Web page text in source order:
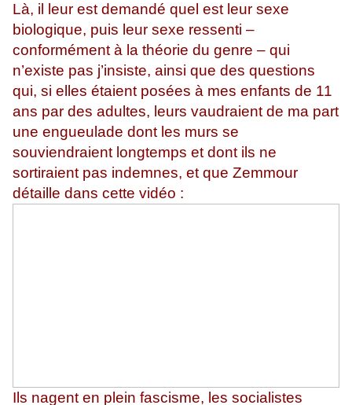
Là, il leur est demandé quel est leur sexe
biologique, puis leur sexe ressenti –
conformément à la théorie du genre – qui
n’existe pas j’insiste, ainsi que des questions
qui, si elles étaient posées à mes enfants de 11
ans par des adultes, leurs vaudraient de ma part
une engueulade dont les murs se
souviendraient longtemps et dont ils ne
sortiraient pas indemnes, et que Zemmour
détaille dans cette vidéo :
Ils nagent en plein fascisme, les socialistes